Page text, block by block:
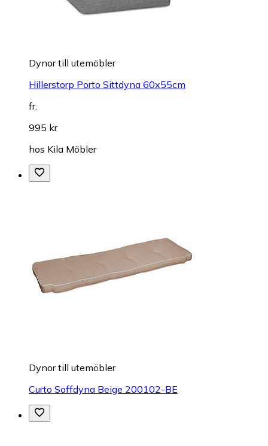
Dynor till utemöbler
Hillerstorp Porto Sittdyna 60x55cm
fr.
995 kr
hos Kila Möbler
Dynor till utemöbler
Curto Soffdyna Beige 200102-BE